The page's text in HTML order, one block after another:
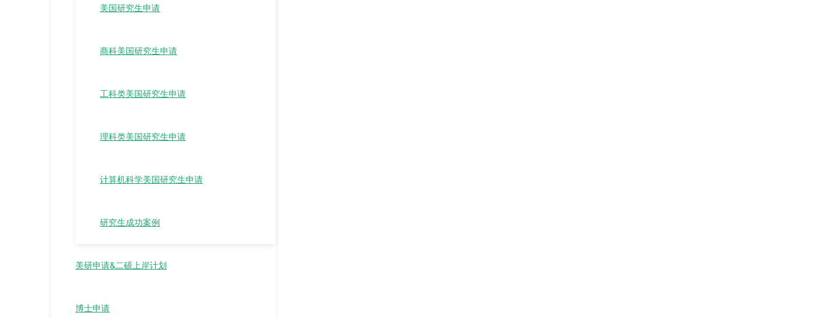
美国研究生申请
商科美国研究生申请
工科类美国研究生申请
理科类美国研究生申请
计算机科学美国研究生申请
研究生成功案例
美研申请&二硕上岸计划
博士申请